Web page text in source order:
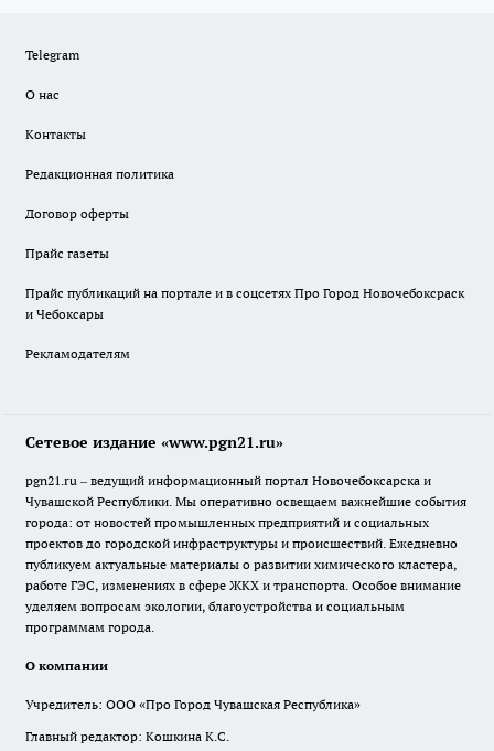
Telegram
О нас
Контакты
Редакционная политика
Договор оферты
Прайс газеты
Прайс публикаций на портале и в соцсетях Про Город Новочебоксраск
и Чебоксары
Рекламодателям
Сетевое издание «www.pgn21.ru»
pgn21.ru – ведущий информационный портал Новочебоксарска и
Чувашской Республики. Мы оперативно освещаем важнейшие события
города: от новостей промышленных предприятий и социальных
проектов до городской инфраструктуры и происшествий. Ежедневно
публикуем актуальные материалы о развитии химического кластера,
работе ГЭС, изменениях в сфере ЖКХ и транспорта. Особое внимание
уделяем вопросам экологии, благоустройства и социальным
программам города.
О компании
Учредитель: ООО «Про Город Чувашская Республика»
Главный редактор: Кошкина К.С.